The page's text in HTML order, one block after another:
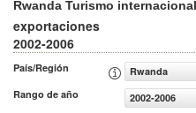
Rwanda Turismo
exportaciones
2002-2006
País/Región
Rwanda
Rango de año
2002-2006